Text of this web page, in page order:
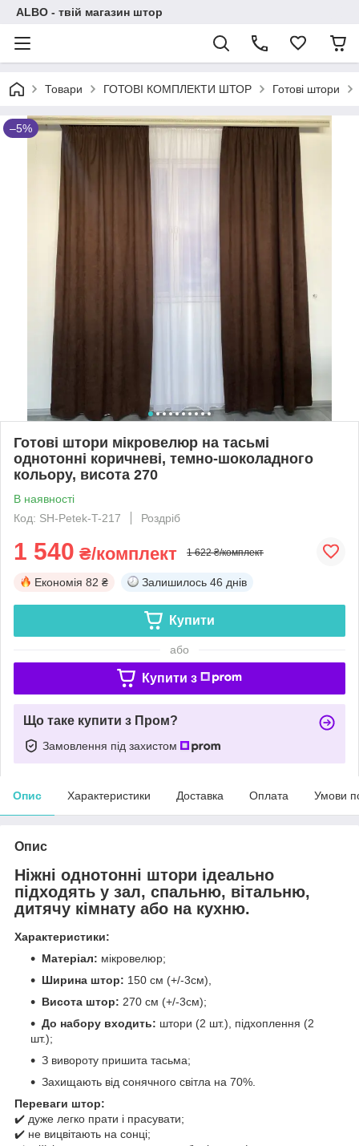
ALBO - твій магазин штор
Товари ГОТОВІ КОМПЛЕКТИ ШТОР Готові штори
–5%
Готові штори мікровелюр на тасьмі
однотонні коричневі, темно-шоколадного
кольору, висота 270
В наявності
Код: SH-Petek-T-217
Роздріб
1 540 ₴/комплект 1 622 ₴/комплект
Економія 82 ₴ Залишилось 46 днів
Купити
або
Купити з
Що таке купити з Пром?
Замовлення під захистом
Опис Характеристики Доставка Оплата Умови
Опис
Ніжні однотонні штори ідеально
підходять у зал, спальню, вітальню,
дитячу кімнату або на кухню.
Характеристики:
Матеріал: мікровелюр;
Ширина штор: 150 см (+/-3см),
Висота штор: 270 см (+/-3см);
До набору входить: штори (2 шт.), підхоплення (2
шт.);
З вивороту пришита тасьма;
Захищають від сонячного світла на 70%.
Переваги штор:
✔️ дуже легко прати і прасувати;
✔️ не вицвітають на сонці;